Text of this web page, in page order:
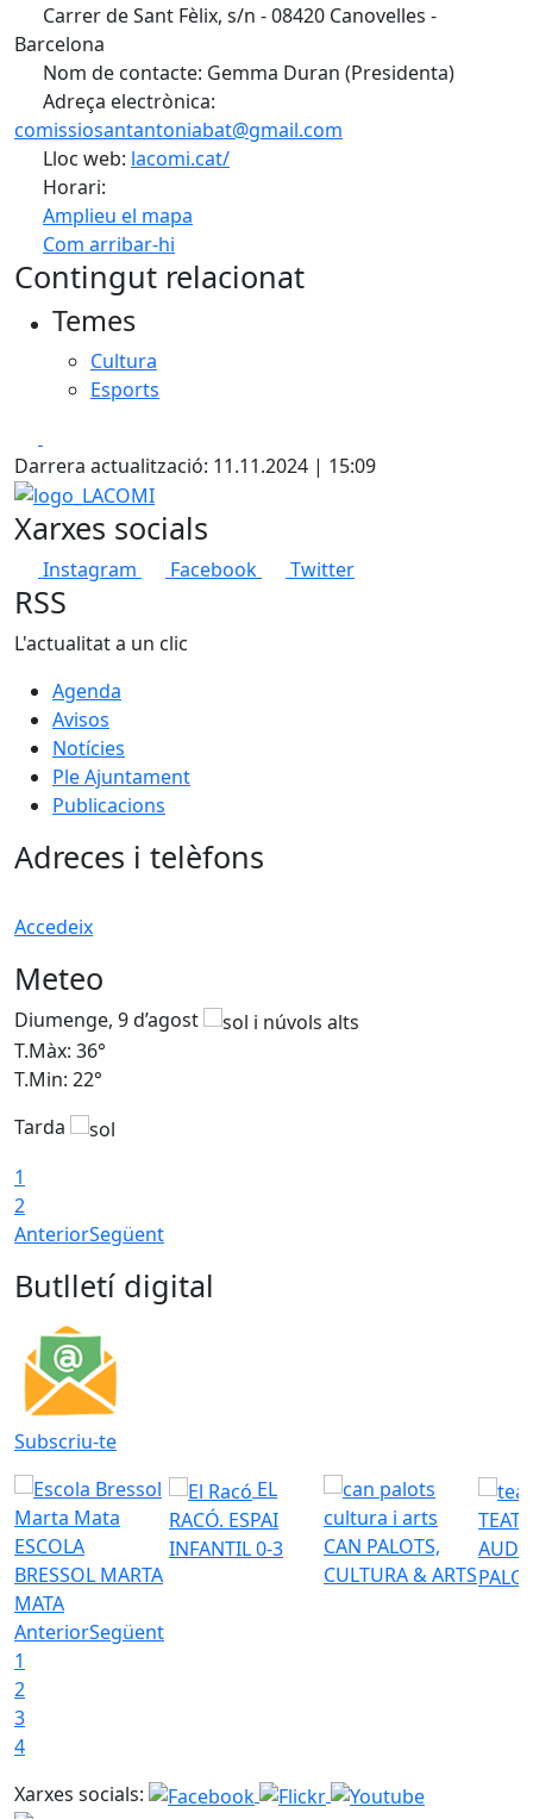
Carrer de Sant Fèlix, s/n - 08420 Canovelles -
Barcelona
Nom de contacte: Gemma Duran (Presidenta)
Adreça electrònica:
comissiosantantoniabat@gmail.com
Lloc web: lacomi.cat/
Horari:
Amplieu el mapa
Com arribar-hi
+
Contingut relacionat
Temes
Cultura
Esports
Darrera actualització: 11.11.2024 | 15:09
logo_LACOMI
Xarxes socials
Instagram Facebook Twitter
RSS
L'actualitat a un clic
Agenda
Avisos
Notícies
Ple Ajuntament
Publicacions
Adreces i telèfons
Accedeix
Meteo
Diumenge, 9 d’agost
T.Màx: 36°
T.Min: 22°
Tarda
1
2
AnteriorSegüent
Butlletí digital
Subscriu-te
ESCOLA
BRESSOL MARTA
MATA
EL
RACÓ. ESPAI
INFANTIL 0-3
CAN PALOTS,
CULTURA & ARTS
AnteriorSegüent
1
2
3
4
Xarxes socials: